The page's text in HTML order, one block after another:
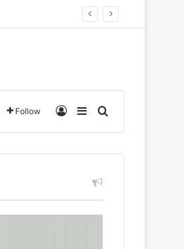
Follow Log InSidebarSearch for